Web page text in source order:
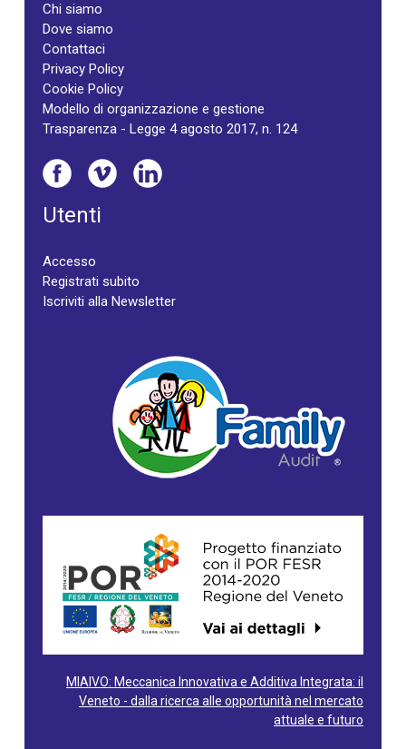
Chi siamo
Dove siamo
Contattaci
Privacy Policy
Cookie Policy
Modello di organizzazione e gestione
Trasparenza - Legge 4 agosto 2017, n. 124
Utenti
Accesso
Registrati subito
Iscriviti alla Newsletter
MIAIVO: Meccanica Innovativa e Additiva Integrata: il
Veneto - dalla ricerca alle opportunità nel mercato
attuale e futuro